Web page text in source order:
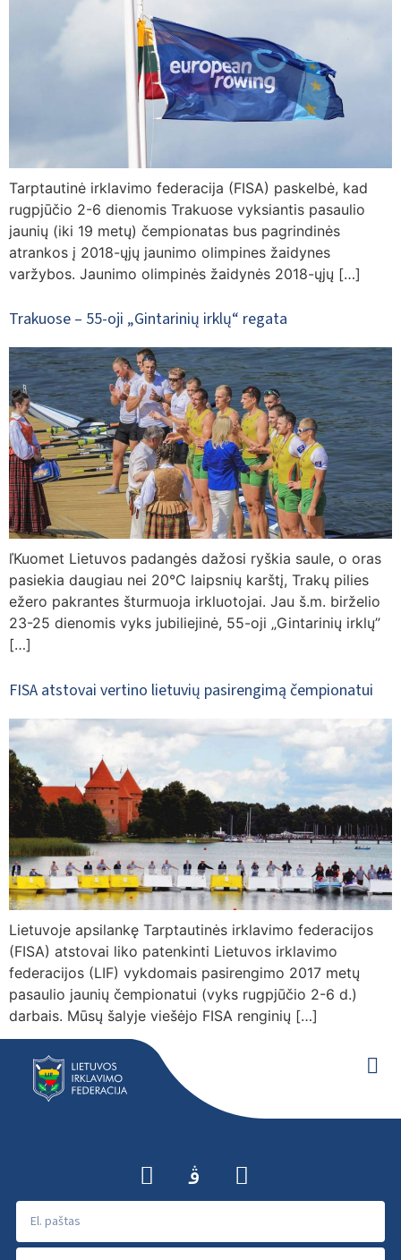
Tarptautinė irklavimo federacija (FISA) paskelbė, kad
rugpjūčio 2-6 dienomis Trakuose vyksiantis pasaulio
jaunių (iki 19 metų) čempionatas bus pagrindinės
atrankos į 2018-ųjų jaunimo olimpines žaidynes
varžybos. Jaunimo olimpinės žaidynės 2018-ųjų […]
Trakuose – 55-oji „Gintarinių irklų“ regata
ľKuomet Lietuvos padangės dažosi ryškia saule, o oras
pasiekia daugiau nei 20°C laipsnių karštį, Trakų pilies
ežero pakrantes šturmuoja irkluotojai. Jau š.m. birželio
23-25 dienomis vyks jubiliejinė, 55-oji „Gintarinių irklų”
[…]
FISA atstovai vertino lietuvių pasirengimą čempionatui
Lietuvoje apsilankę Tarptautinės irklavimo federacijos
(FISA) atstovai liko patenkinti Lietuvos irklavimo
federacijos (LIF) vykdomais pasirengimo 2017 metų
pasaulio jaunių čempionatui (vyks rugpjūčio 2-6 d.)
darbais. Mūsų šalyje viešėjo FISA renginių […]